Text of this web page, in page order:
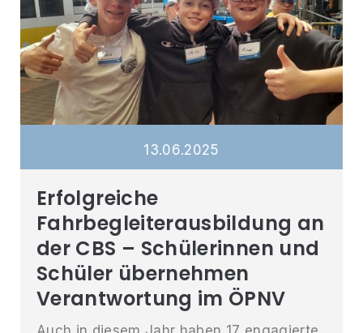
13.06.2025
Erfolgreiche
Fahrbegleiterausbildung an
der CBS – Schülerinnen und
Schüler übernehmen
Verantwortung im ÖPNV